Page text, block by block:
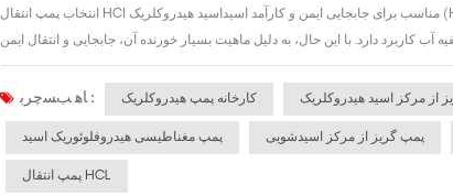
انتخاب پمپ انتقال HCl مناسب برای جابجایی ایمن و کارآمد اسیداسید هیدروکلریک (HCl) یکی از رایج‌ترین مواد شیمیایی صنعتی است که در بخش‌های مختلفی مانند تولید مواد شیمیایی،
ﺎﻫ ﺐﺴﭼﺮﺑ : کارخانه پمپ هیدروکلریک از مرکز اسید هیدروکلریک
پمپ مغناطیسی هیدروفلوئوریک اسید پمپ گریز از مرکز اسیدشویی
پمپ انتقال HCL